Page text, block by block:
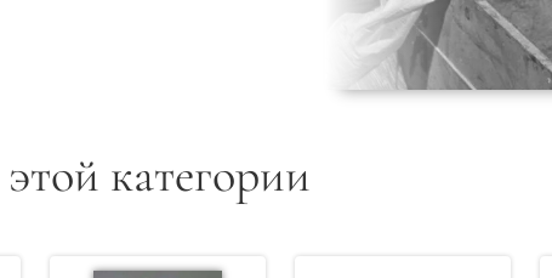
категории